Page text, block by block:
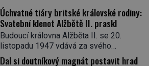
prohlásil o něm jiný významný
francouzský revolucionář, Honoré de
Mirabeau […]
rychle v jedné ze „sandtnerek“.
„Zaplaťpánbůh, že už nemusíme chodit
s lístky,“ povzdechne si směrem ke
služce, kterou má v kuchyni k ruce.
Ještě v prvních letech nové republiky
fungoval kvůli nedostatku zboží
Úchvatné tiáry britské královské rodiny:
Svatební klenot Alžbětě II. praskl
Budoucí královna Alžběta II. se 20.
listopadu 1947 vdává za svého
vyvoleného Filipa Mountbattena. Aby
Dal si doutníkový magnát postavit hrad